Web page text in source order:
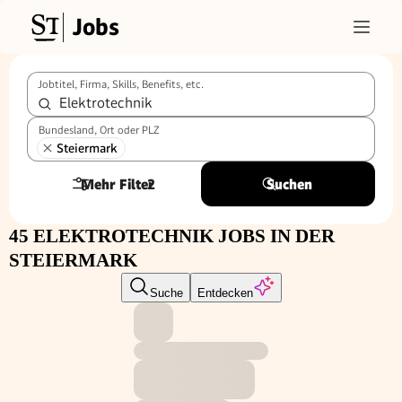
Jobs
Jobtitel, Firma, Skills, Benefits, etc.
Bundesland, Ort oder PLZ
Steiermark
Mehr Filter
2 Suchen
45 ELEKTROTECHNIK JOBS IN DER
STEIERMARK
Suche Entdecken